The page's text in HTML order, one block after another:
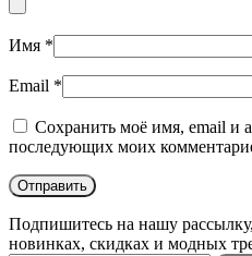
Имя *
Email *
Сохранить моё имя, email и
последующих моих
Подпишитесь на нашу
новинках, скидках и модных